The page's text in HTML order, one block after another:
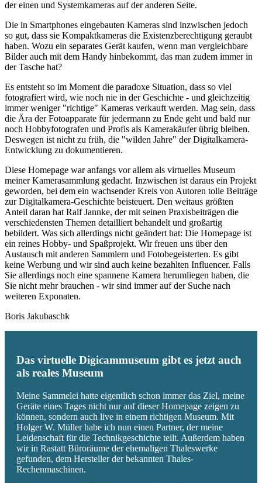
der einen und Systemkameras auf der anderen Seite.
Die in Smartphones eingebauten Kameras sind inzwischen jedoch
so gut, dass sie Kompaktkameras die Existenzberechtigung geraubt
haben. Wozu ein separates Gerät kaufen, wenn man vergleichbare
Bilder auch mit dem Handy hinbekommt, das man zudem immer in
der Tasche hat?
Es entsteht so im Moment die paradoxe Situation, dass so viel
fotografiert wird, wie noch nie in der Geschichte - und gleichzeitig
immer weniger "richtige" Kameras verkauft werden. Mag sein, dass
die Ära der Fotoapparate für jedermann zu Ende geht und bald nur
noch Hobbyfotografen und Profis als Kamerakäufer übrig bleiben.
Deswegen ist nicht zu früh, die "wilden Jahre" der Digitalkamera-
Entwicklung zu dokumentieren.
Diese Homepage war anfangs vor allem als virtuelles Museum
meiner Kamerasammlung gedacht. Inzwischen ist daraus ein Projekt
geworden, bei dem ein wachsender Kreis von Autoren tolle Beiträge
zur Digitalkamera-Geschichte beisteuert. Den weitaus größten
Anteil daran hat Ralf Jannke, der mit seinen Praxisbeiträgen die
verschiedensten Themen detailliert behandelt und großartig
bebildert. Was sich allerdings nicht geändert hat: Die Homepage ist
ein reines Hobby- und Spaßprojekt. Wir freuen uns über den
Austausch mit anderen Sammlern und Fotobegeisterten. Es gibt
keine Werbung und wir sind auch keine bezahlten Influencer. Falls
Sie allerdings noch eine spannene Kamera herumliegen haben, die
Sie nicht mehr brauchen - wir sind immer auf der Suche nach
weiteren Exponaten.
Boris Jakubaschk
Das virtuelle Digicammuseum gibt es jetzt auch
als reales Museum
Meine Sammelei hatte eigentlich schon immer das Ziel, meine
Geräte eines Tages nicht nur auf dieser Homepage zeigen zu
können, sondern auch live in einem richtigen Museum. Mit
Holger W. Müller habe ich nun einen Partner, der meine
Leidenschaft für die Technikgeschichte teilt. Außerdem haben
wir in Rastatt Büroräume der ehemaligen Thaleswerke
gefunden, dem Hersteller der bekannten Thales-
Rechenmaschinen.